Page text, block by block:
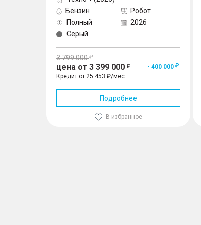
Бензин
Робот
Полный
2026
Серый
3 799 000
цена от 3 399 000
- 400 000
Кредит от 25 453 ₽/мес.
Подробнее
В избранное